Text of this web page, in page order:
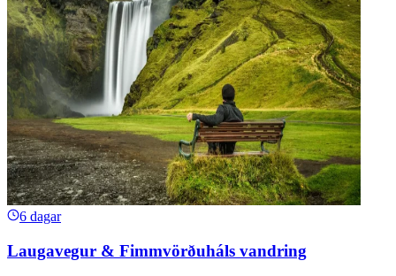
6 dagar
Laugavegur & Fimmvörðuháls vandring